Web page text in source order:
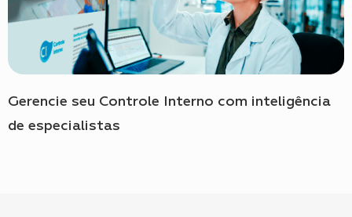
Gerencie seu Controle Interno com inteligência
de especialistas